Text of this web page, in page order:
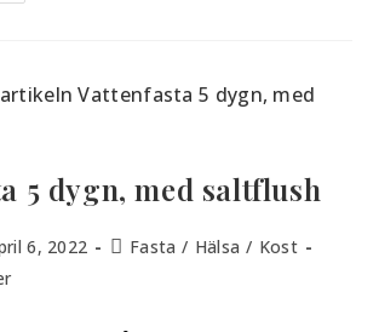
5 dygn, med saltflush
6, 2022 Fasta / Hälsa / Kost